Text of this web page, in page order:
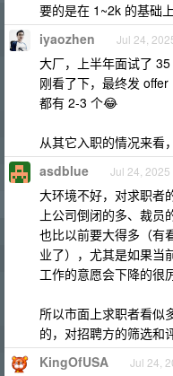
要的是在 1~2k 的基础
iyaozhen Jul 24,
大厂，上半年面试了 35
刚看了下，最终发
都有 2-3 个😂
从其它入职的情况来看
asdblue Jul 24, 2025
大环境不好，对求职者
上公司倒闭的多、裁
也比以前要大得多（有
业了），尤其是如果当
工作的意愿会下降的很
所以市面上求职者看似
的，对招聘方的筛选和
KingOfUSA Jul 24,